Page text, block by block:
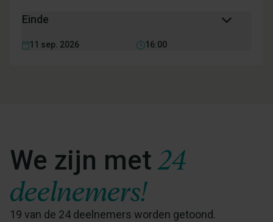
Einde
11 sep. 2026 16:00
We zijn met24
deelnemers!
19 van de 24 deelnemers worden getoond.